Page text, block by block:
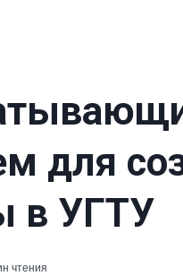
для
в УГТУ
чтения